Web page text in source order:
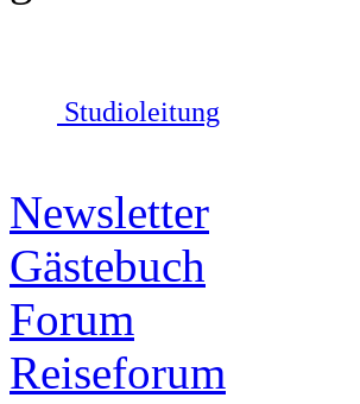
Studioleitung
Newsletter
Gästebuch
Forum
Reiseforum